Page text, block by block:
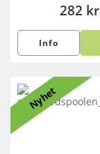
282 kr
Info
Nyhet